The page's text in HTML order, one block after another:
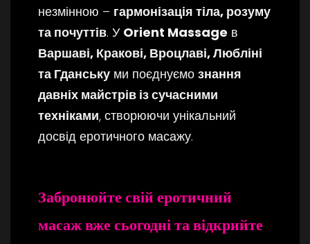
незмінною – гармонізація тіла, розуму
та почуттів. У Orient Massage в
Варшаві, Кракові, Вроцлаві, Любліні
та Гданську ми поєднуємо знання
давніх майстрів із сучасними
техніками, створюючи унікальний
досвід еротичного масажу.
Забронюйте свій еротичний
масаж вже сьогодні та відкрийте